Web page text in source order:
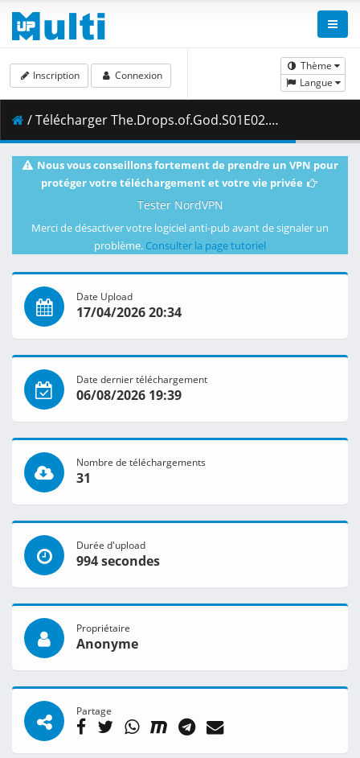
Thème
Langue
Inscription Connexion
/ Télécharger The.Drops.of.God.S01E02.1080p.AMZN.WEB-DL.JPN.DDP2.0.H.264.ESub-ToonsHub.mkv.002 ( 337.14 MB )
Nous vous conseillons fortement de prendre un VPN pour
protéger votre téléchargement et votre vie privée
Tester NordVPN
Merci de désactiver votre logiciel anti-pub avant de signaler un
problème. Consulter la page tutoriel
Date Upload
17/04/2026 20:34
Date dernier téléchargement
06/08/2026 19:39
Nombre de téléchargements
31
Durée d'upload
994 secondes
Propriétaire
Anonyme
Partage